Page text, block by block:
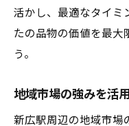
活かし、最適なタイミ
たの品物の価値を最大
う。
地域市場の強みを活
新広駅周辺の地域市場